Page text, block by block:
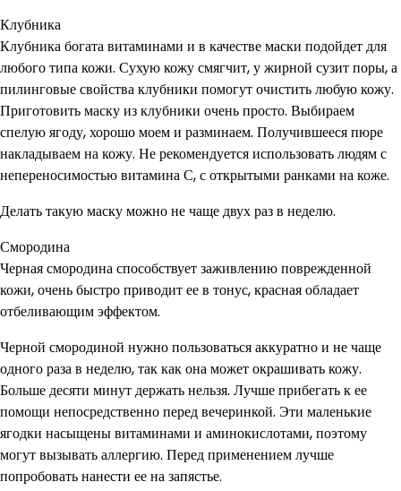
Клубника
Клубника богата витаминами и в качестве маски подойдет для
любого типа кожи. Сухую кожу смягчит, у жирной сузит поры, а
пилинговые свойства клубники помогут очистить любую кожу.
Приготовить маску из клубники очень просто. Выбираем
спелую ягоду, хорошо моем и разминаем. Получившееся пюре
накладываем на кожу. Не рекомендуется использовать людям с
непереносимостью витамина С, с открытыми ранками на коже.
Делать такую маску можно не чаще двух раз в неделю.
Смородина
Черная смородина способствует заживлению поврежденной
кожи, очень быстро приводит ее в тонус, красная обладает
отбеливающим эффектом.
Черной смородиной нужно пользоваться аккуратно и не чаще
одного раза в неделю, так как она может окрашивать кожу.
Больше десяти минут держать нельзя. Лучше прибегать к ее
помощи непосредственно перед вечеринкой. Эти маленькие
ягодки насыщены витаминами и аминокислотами, поэтому
могут вызывать аллергию. Перед применением лучше
попробовать нанести ее на запястье.